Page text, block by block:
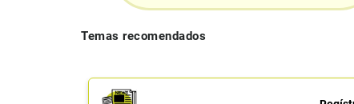
Temas recomendados